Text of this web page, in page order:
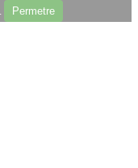
Permetre